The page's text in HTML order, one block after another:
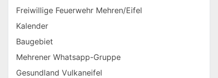
Freiwillige Feuerwehr Mehren/Eifel
Kalender
Baugebiet
Mehrener Whatsapp-Gruppe
Gesundland Vulkaneifel